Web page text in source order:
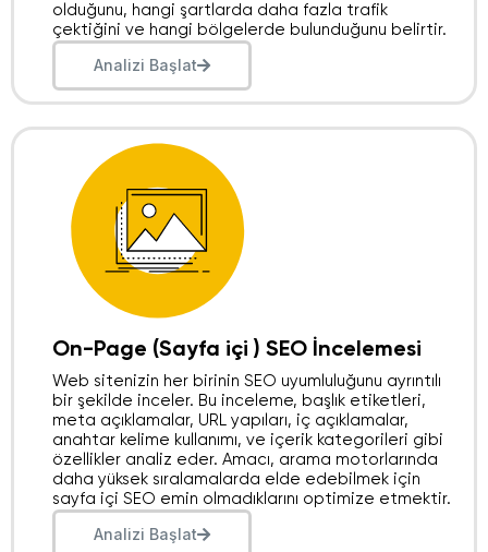
olduğunu, hangi şartlarda daha fazla trafik
çektiğini ve hangi bölgelerde bulunduğunu belirtir.
Analizi Başlat
On-Page (Sayfa içi ) SEO İncelemesi​
Web sitenizin her birinin SEO uyumluluğunu ayrıntılı
bir şekilde inceler. Bu inceleme, başlık etiketleri,
meta açıklamalar, URL yapıları, iç açıklamalar,
anahtar kelime kullanımı, ve içerik kategorileri gibi
özellikler analiz eder. Amacı, arama motorlarında
daha yüksek sıralamalarda elde edebilmek için
sayfa içi SEO emin olmadıklarını optimize etmektir.
Analizi Başlat